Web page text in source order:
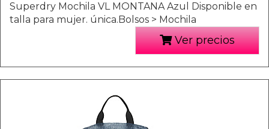
Superdry Mochila VL MONTANA Azul Disponible en
talla para mujer. única.Bolsos > Mochila
Ver precios